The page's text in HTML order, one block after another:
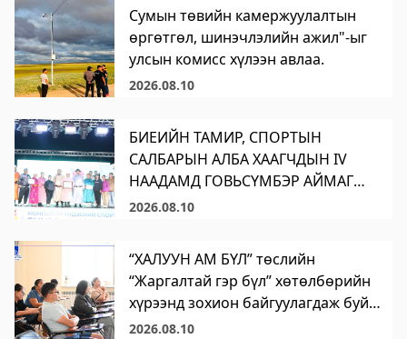
Сумын төвийн камержуулалтын
өргөтгөл, шинэчлэлийн ажил"-ыг
улсын комисс хүлээн авлаа.
2026.08.10
БИЕИЙН ТАМИР, СПОРТЫН
САЛБАРЫН АЛБА ХААГЧДЫН IV
НААДАМД ГОВЬСҮМБЭР АЙМАГ
АМЖИЛТТАЙ ОРОЛЦЛОО
2026.08.10
“ХАЛУУН АМ БҮЛ” төслийн
“Жаргалтай гэр бүл” хөтөлбөрийн
хүрээнд зохион байгуулагдаж буй
“Дүрслэх урлаг ба сэтгэл зүйн гэр
2026.08.10